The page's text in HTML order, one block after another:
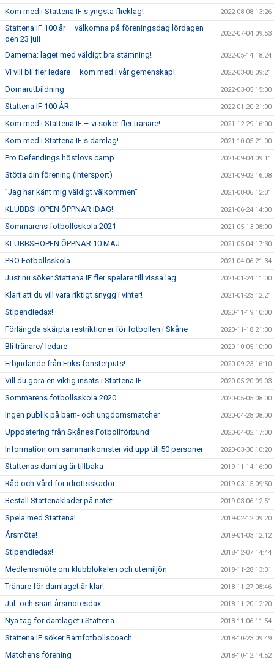
Kom med i Stattena IF:s yngsta flicklag! 2022-08-08 13:26
Stattena IF 100 år – välkomna på föreningsdag lördagen
den 23 juli
2022-07-04 09:53
Damerna: laget med väldigt bra stämning! 2022-05-14 18:24
Vi vill bli fler ledare – kom med i vår gemenskap! 2022-03-08 09:21
Domarutbildning 2022-03-05 15:00
Stattena IF 100 ÅR 2022-01-20 21:00
Kom med i Stattena IF – vi söker fler tränare! 2021-12-29 16:00
Kom med i Stattena IF:s damlag! 2021-10-05 21:00
Pro Defendings höstlovs camp 2021-09-04 09:11
Stötta din förening (Intersport) 2021-09-02 16:08
”Jag har känt mig väldigt välkommen” 2021-08-06 12:01
KLUBBSHOPEN ÖPPNAR IDAG! 2021-06-24 14:00
Sommarens fotbollsskola 2021 2021-05-13 08:00
KLUBBSHOPEN ÖPPNAR 10 MAJ 2021-05-04 17:30
PRO Fotbollsskola 2021-04-06 21:34
Just nu söker Stattena IF fler spelare till vissa lag 2021-01-24 11:00
Klart att du vill vara riktigt snygg i vinter! 2021-01-23 12:21
Stipendiedax! 2020-11-19 10:00
Förlängda skärpta restriktioner för fotbollen i Skåne 2020-11-18 21:30
Bli tränare/-ledare 2020-10-05 10:00
Erbjudande från Eriks fönsterputs! 2020-09-23 16:10
Vill du göra en viktig insats i Stattena IF 2020-05-20 09:03
Sommarens fotbollsskola 2020 2020-05-05 08:00
Ingen publik på barn- och ungdomsmatcher 2020-04-28 08:00
Uppdatering från Skånes Fotbollförbund 2020-04-02 17:00
Information om sammankomster vid upp till 50 personer 2020-03-30 10:20
Stattenas damlag är tillbaka 2019-11-14 16:00
Råd och Vård för idrottsskador 2019-03-15 09:50
Beställ Stattenakläder på nätet 2019-03-06 12:51
Spela med Stattena! 2019-02-12 09:20
Årsmöte! 2019-01-03 12:12
Stipendiedax! 2018-12-07 14:44
Medlemsmöte om klubblokalen och utemiljön 2018-11-28 13:31
Tränare för damlaget är klar! 2018-11-27 08:46
Jul- och snart årsmötesdax 2018-11-20 12:20
Nya tag för damlaget i Stattena 2018-11-06 11:54
Stattena IF söker Barnfotbollscoach 2018-10-23 09:49
Matchens förening 2018-10-12 14:52